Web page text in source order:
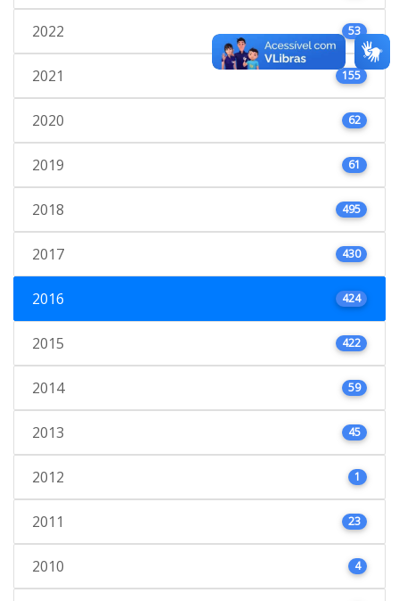
2022 53
2021 155
2020 62
2019 61
2018 495
2017 430
2016 424
2015 422
2014 59
2013 45
2012 1
2011 23
2010 4